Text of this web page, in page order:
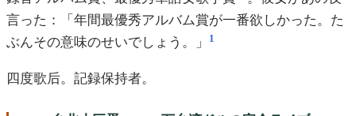
言った：「年間最優秀アルバム賞が一番欲しかった。た
ぶんその意味のせいでしょう。」
1
四度歌后。記録保持者。